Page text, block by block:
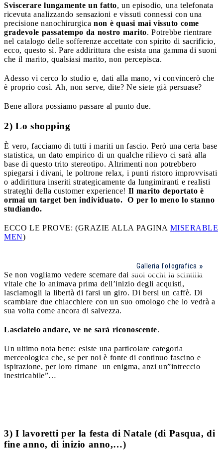
Sviscerare lungamente un fatto, un episodio, una telefonata
ricevuta analizzando sensazioni e vissuti connessi con una
precisione nanochirurgica non è quasi mai vissuto come
gradevole passatempo da nostro marito. Potrebbe rientrare
nel catalogo delle sofferenze accettate con spirito di sacrificio,
ecco, questo sì. Pare addirittura che esista una gamma di suoni
che il marito, qualsiasi marito, non percepisca.
Adesso vi cerco lo studio e, dati alla mano, vi convincerò che
è proprio così. Ah, non serve, dite? Ne siete già persuase?
Bene allora possiamo passare al punto due.
2) Lo shopping
È vero, facciamo di tutti i mariti un fascio. Però una certa base
statistica, un dato empirico di un qualche rilievo ci sarà alla
base di questo trito stereotipo. Altrimenti non potrebbero
spiegarsi i divani, le poltrone relax, i punti ristoro improvvisati
o addirittura inseriti strategicamente da lungimiranti e realisti
strateghi della customer experience! Il marito deportato è
ormai un target ben individuato. O per lo meno lo stanno
studiando.
ECCO LE PROVE: (GRAZIE ALLA PAGINA MISERABLE
MEN)
Galleria fotografica
Se non vogliamo vedere scemare dai suoi occhi la scintilla
vitale che lo animava prima dell’inizio degli acquisti,
lasciamogli la libertà di farsi un giro. Di bersi un caffè. Di
scambiare due chiacchiere con un suo omologo che lo vedrà a
sua volta come ancora di salvezza.
Lasciatelo andare, ve ne sarà riconoscente.
Un ultimo nota bene: esiste una particolare categoria
merceologica che, se per noi è fonte di continuo fascino e
ispirazione, per loro rimane un enigma, anzi un”intreccio
inestricabile”…
3) I lavoretti per la festa di Natale (di Pasqua, di
fine anno, di inizio anno,…)